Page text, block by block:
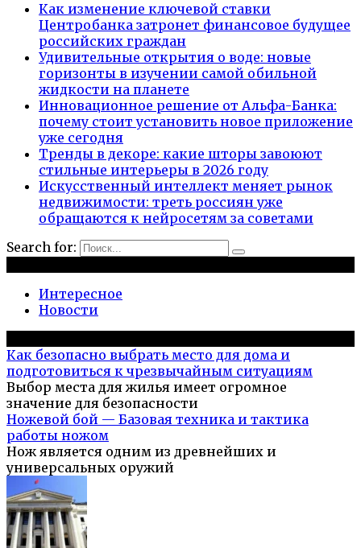
Как изменение ключевой ставки
Центробанка затронет финансовое будущее
российских граждан
Удивительные открытия о воде: новые
горизонты в изучении самой обильной
жидкости на планете
Инновационное решение от Альфа-Банка:
почему стоит установить новое приложение
уже сегодня
Тренды в декоре: какие шторы завоюют
стильные интерьеры в 2026 году
Искусственный интеллект меняет рынок
недвижимости: треть россиян уже
обращаются к нейросетям за советами
Search for:
Интересное
Новости
Как безопасно выбрать место для дома и
подготовиться к чрезвычайным ситуациям
Выбор места для жилья имеет огромное
значение для безопасности
Ножевой бой — Базовая техника и тактика
работы ножом
Нож является одним из древнейших и
универсальных оружий